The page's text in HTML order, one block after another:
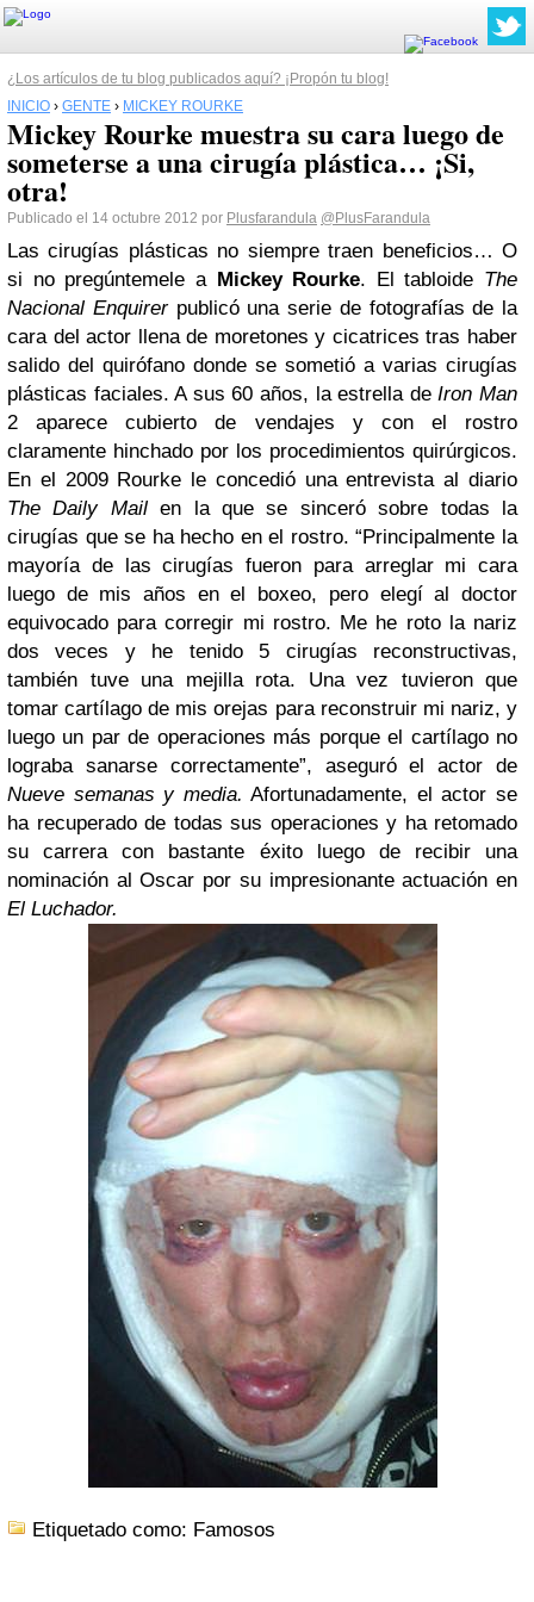
¿Los artículos de tu blog publicados aquí? ¡Propón tu blog!
INICIO › GENTE › MICKEY ROURKE
Mickey Rourke muestra su cara luego de
someterse a una cirugía plástica… ¡Si,
otra!
Publicado el 14 octubre 2012 por Plusfarandula @PlusFarandula
Las cirugías plásticas no siempre traen beneficios… O
si no pregúntemele a Mickey Rourke. El tabloide The
Nacional Enquirerpublicó una serie de fotografías de la
cara del actor llena de moretones y cicatrices tras haber
salido del quirófano donde se sometió a varias cirugías
plásticas faciales. A sus 60 años, la estrella deIron Man
2 aparece cubierto de vendajes y con el rostro
claramente hinchado por los procedimientos quirúrgicos.
En el 2009 Rourke le concedió una entrevista al diario
The Daily Mailen la que se sinceró sobre todas la
cirugías que se ha hecho en el rostro. “Principalmente la
mayoría de las cirugías fueron para arreglar mi cara
luego de mis años en el boxeo, pero elegí al doctor
equivocado para corregir mi rostro. Me he roto la nariz
dos veces y he tenido 5 cirugías reconstructivas,
también tuve una mejilla rota. Una vez tuvieron que
tomar cartílago de mis orejas para reconstruir mi nariz, y
luego un par de operaciones más porque el cartílago no
lograba sanarse correctamente”, aseguró el actor de
Nueve semanas y media. Afortunadamente, el actor se
ha recuperado de todas sus operaciones y ha retomado
su carrera con bastante éxito luego de recibir una
nominación al Oscar por su impresionante actuación en
El Luchador.
Etiquetado como: Famosos